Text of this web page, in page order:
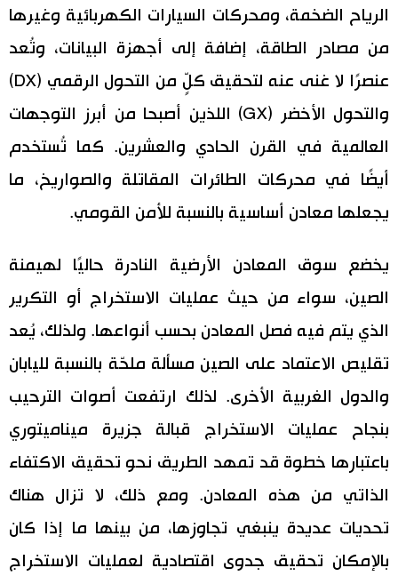
الرياح الضخمة، ومحركات السيارات الكهربائية وغيرها
من مصادر الطاقة، إضافة إلى أجهزة البيانات، وتُعد
عنصرًا لا غنى عنه لتحقيق كلٍّ من التحول الرقمي (DX)
والتحول الأخضر (GX) اللذين أصبحا من أبرز التوجهات
العالمية في القرن الحادي والعشرين. كما تُستخدم
أيضًا في محركات الطائرات المقاتلة والصواريخ، ما
يجعلها معادن أساسية بالنسبة للأمن القومي.
يخضع سوق المعادن الأرضية النادرة حاليًا لهيمنة
الصين، سواء من حيث عمليات الاستخراج أو التكرير
الذي يتم فيه فصل المعادن بحسب أنواعها. ولذلك، يُعد
تقليص الاعتماد على الصين مسألة ملحّة بالنسبة لليابان
والدول الغربية الأخرى. لذلك ارتفعت أصوات الترحيب
بنجاح عمليات الاستخراج قبالة جزيرة ميناميتوري
باعتبارها خطوة قد تمهد الطريق نحو تحقيق الاكتفاء
الذاتي من هذه المعادن. ومع ذلك، لا تزال هناك
تحديات عديدة ينبغي تجاوزها، من بينها ما إذا كان
بالإمكان تحقيق جدوى اقتصادية لعمليات الاستخراج